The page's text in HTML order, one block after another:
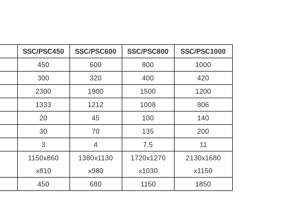
SSC/PSC450 SSC/PSC600 SSC/PSC800
SSC/PSC1000
450 600 800
1000
300 320 400
420
2300 1900 1500
1200
1333 1212 1008
806
20 45 100
140
30 70 135
200
3 4 7.5 11
1150x860
x810
1380x1130
x980
1720x1270
x1030
2130x1680
x1150
450 680 1150 1850